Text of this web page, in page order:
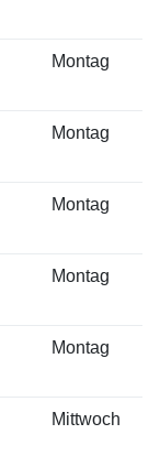
Montag
Montag
Montag
Montag
Montag
Mittwoch